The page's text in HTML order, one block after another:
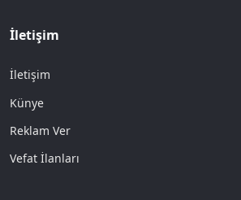
İletişim
İletişim
Künye
Reklam Ver
Vefat İlanları